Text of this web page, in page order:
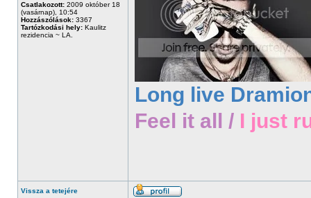
Csatlakozott: 2009 október 18
(vasárnap), 10:54
Hozzászólások: 3367
Tartózkodási hely: Kaulitz
rezidencia ~ LA.
Long live
Feel it all / I just
Vissza a tetejére